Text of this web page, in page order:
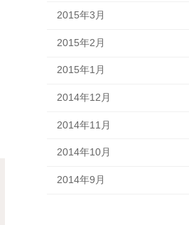
2015年3月
2015年2月
2015年1月
2014年12月
2014年11月
2014年10月
2014年9月